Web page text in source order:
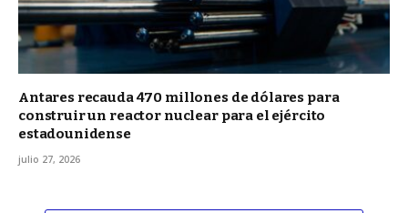
Antares recauda 470 millones de dólares para
construir un reactor nuclear para el ejército
estadounidense
julio 27, 2026